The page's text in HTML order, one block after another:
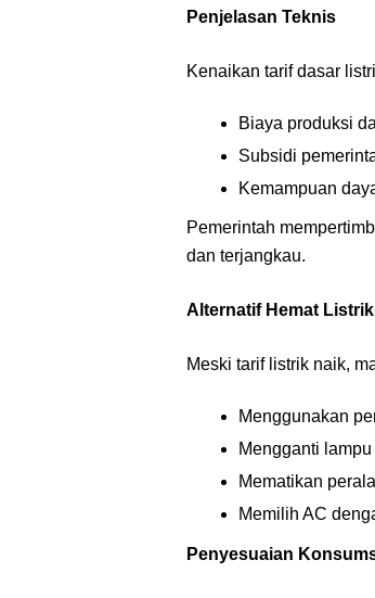
Penjelasan Teknis
Kenaikan tarif dasar
Biaya produksi
Subsidi
Kemampuan
Pemerintah
dan terjangkau.
Alternatif Hemat Listrik
Meski tarif listrik naik,
Menggunakan
Mengganti
Mematikan
Memilih AC
Penyesuaian